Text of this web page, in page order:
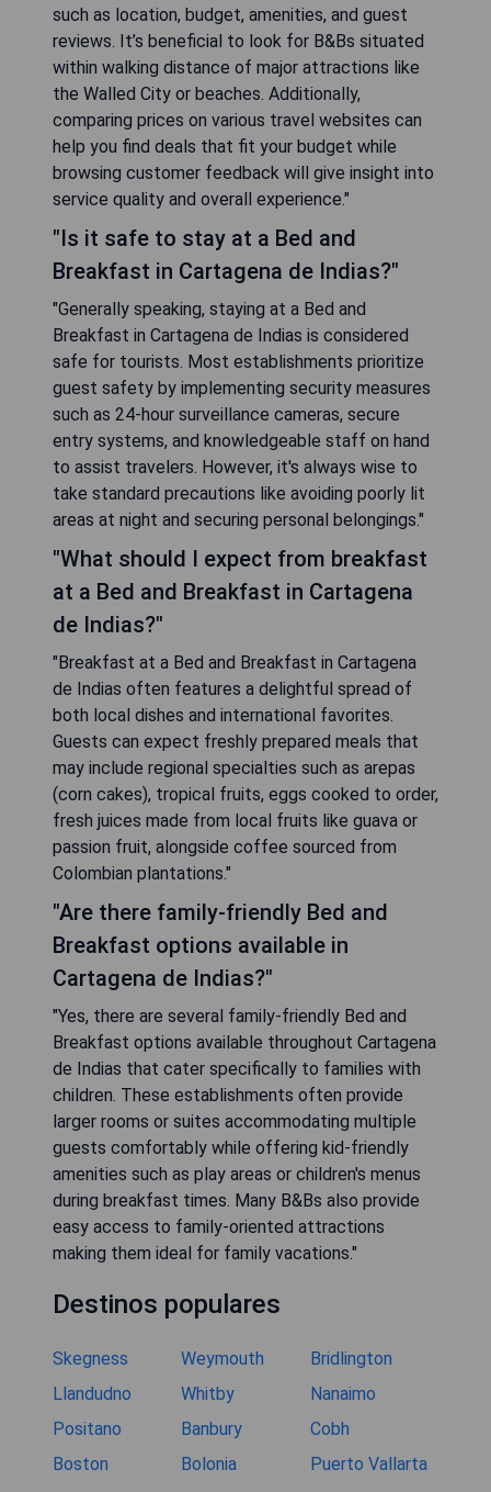
such as location, budget, amenities, and guest
reviews. It’s beneficial to look for B&Bs situated
within walking distance of major attractions like
the Walled City or beaches. Additionally,
comparing prices on various travel websites can
help you find deals that fit your budget while
browsing customer feedback will give insight into
service quality and overall experience."
"Is it safe to stay at a Bed and
Breakfast in Cartagena de Indias?"
"Generally speaking, staying at a Bed and
Breakfast in Cartagena de Indias is considered
safe for tourists. Most establishments prioritize
guest safety by implementing security measures
such as 24-hour surveillance cameras, secure
entry systems, and knowledgeable staff on hand
to assist travelers. However, it's always wise to
take standard precautions like avoiding poorly lit
areas at night and securing personal belongings."
"What should I expect from breakfast
at a Bed and Breakfast in Cartagena
de Indias?"
"Breakfast at a Bed and Breakfast in Cartagena
de Indias often features a delightful spread of
both local dishes and international favorites.
Guests can expect freshly prepared meals that
may include regional specialties such as arepas
(corn cakes), tropical fruits, eggs cooked to order,
fresh juices made from local fruits like guava or
passion fruit, alongside coffee sourced from
Colombian plantations."
"Are there family-friendly Bed and
Breakfast options available in
Cartagena de Indias?"
"Yes, there are several family-friendly Bed and
Breakfast options available throughout Cartagena
de Indias that cater specifically to families with
children. These establishments often provide
larger rooms or suites accommodating multiple
guests comfortably while offering kid-friendly
amenities such as play areas or children's menus
during breakfast times. Many B&Bs also provide
easy access to family-oriented attractions
making them ideal for family vacations."
Destinos populares
Skegness Weymouth
Bridlington
Llandudno
Whitby
Nanaimo
Positano
Banbury
Cobh
Boston
Bolonia
Puerto Vallarta